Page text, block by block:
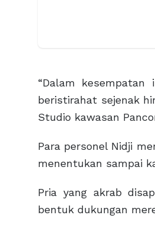
“Dalam
beristirahat sejenak
Studio kawasan
Para personel Nidji
menentukan sampai
Pria yang akrab
bentuk dukungan